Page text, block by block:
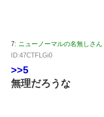
7: ニューノーマルの名無しさん
ID:47CTFLGi0
>>5
無理だろうな